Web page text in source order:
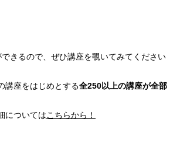
できるので、ぜひ講座を覗いてみてください
講座をはじめとする全250以上の講座が全部
についてはこちらから！